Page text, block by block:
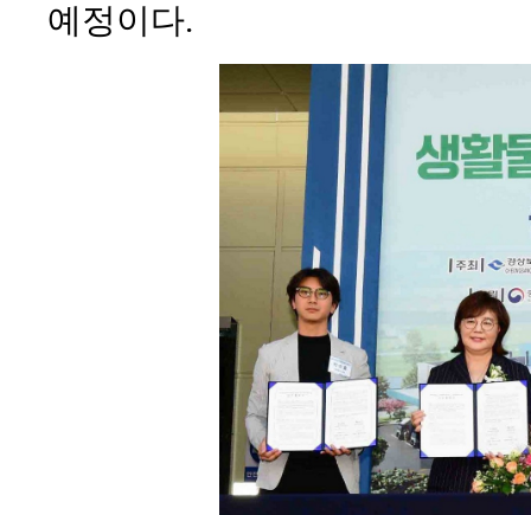
예정이다.